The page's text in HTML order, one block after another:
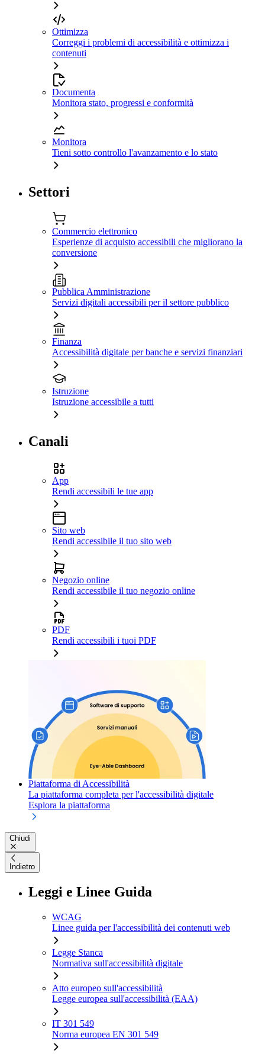
Ottimizza
Correggi i problemi di accessibilità e ottimizza i
contenuti
Documenta
Monitora stato, progressi e conformità
Monitora
Tieni sotto controllo l'avanzamento e lo stato
Settori
Commercio elettronico
Esperienze di acquisto accessibili che migliorano la
conversione
Pubblica Amministrazione
Servizi digitali accessibili per il settore pubblico
Finanza
Accessibilità digitale per banche e servizi finanziari
Istruzione
Istruzione accessibile a tutti
Canali
App
Rendi accessibili le tue app
Sito web
Rendi accessibile il tuo sito web
Negozio online
Rendi accessibile il tuo negozio online
PDF
Rendi accessibili i tuoi PDF
Piattaforma di Accessibilità
La piattaforma completa per l'accessibilità digitale
Esplora la piattaforma
Chiudi
Indietro
Leggi e Linee Guida
WCAG
Linee guida per l'accessibilità dei contenuti web
Legge Stanca
Normativa sull'accessibilità digitale
Atto europeo sull'accessibilità
Legge europea sull'accessibilità (EAA)
IT 301 549
Norma europea EN 301 549